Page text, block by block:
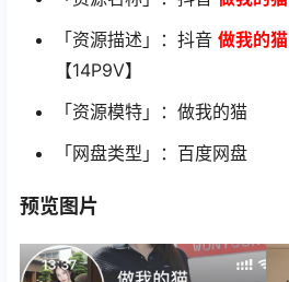
「资源描述」：抖音 做我的猫
【14P9V】
「资源模特」：做我的猫
「网盘类型」：百度网盘
预览图片